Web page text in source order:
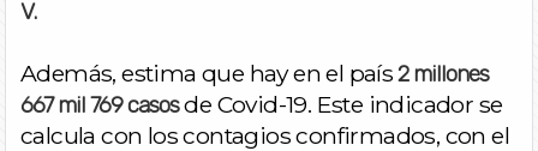
V.
Además, estima que hay en el país2 millones
667 mil 769 casosde Covid-19. Este indicador se
calcula con los contagios confirmados, con el